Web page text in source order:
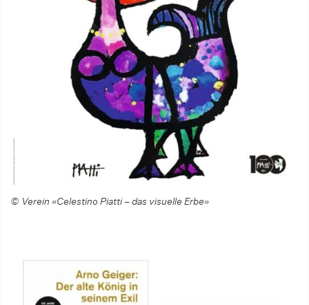
© Verein «Celestino Piatti – das visuelle Erbe»